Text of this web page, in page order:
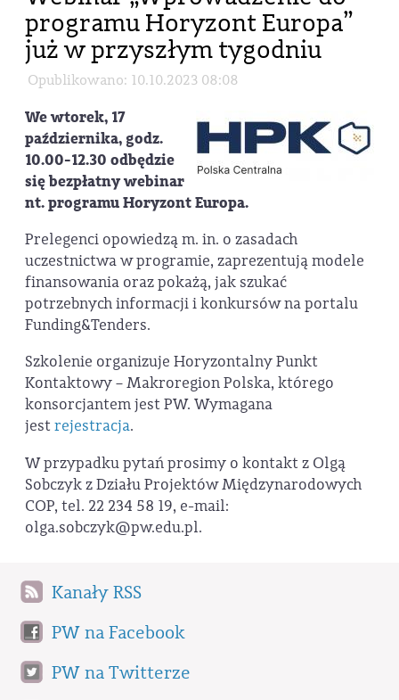
programu Horyzont Europa”
już w przyszłym tygodniu
Opublikowano: 10.10.2023 08:08
We wtorek, 17
października, godz.
10.00-12.30 odbędzie
się bezpłatny webinar
nt. programu Horyzont Europa.
Prelegenci opowiedzą m. in. o zasadach
uczestnictwa w programie, zaprezentują modele
finansowania oraz pokażą, jak szukać
potrzebnych informacji i konkursów na portalu
Funding&Tenders.
Szkolenie organizuje Horyzontalny Punkt
Kontaktowy – Makroregion Polska, którego
konsorcjantem jest PW. Wymagana
jest rejestracja.
W przypadku pytań prosimy o kontakt z Olgą
Sobczyk z Działu Projektów Międzynarodowych
COP, tel. 22 234 58 19, e-mail:
olga.sobczyk@pw.edu.pl.
Kanały RSS
PW na Facebook
PW na Twitterze